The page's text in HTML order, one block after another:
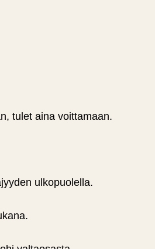
tulet aina voittamaan.
ulkopuolella.